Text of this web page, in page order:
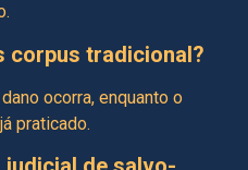
corpus tradicional?
ocorra, enquanto o
praticado.